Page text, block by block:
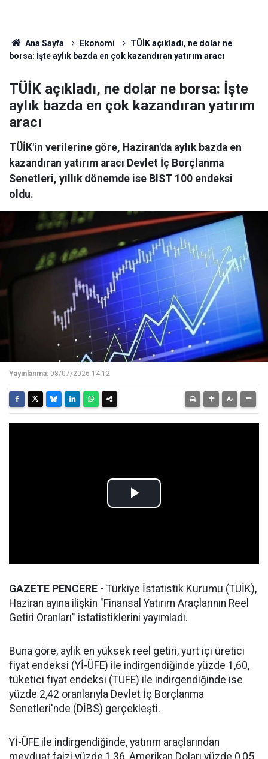
Ana Sayfa Ekonomi
TÜİK açıkladı, ne dolar ne
borsa: İşte aylık bazda en çok kazandıran yatırım aracı
TÜİK açıkladı, ne dolar ne borsa: İşte
aylık bazda en çok kazandıran yatırım
aracı
TÜİK'in verilerine göre, Haziran'da aylık bazda en
kazandıran yatırım aracı Devlet İç Borçlanma
Senetleri, yıllık dönemde ise BIST 100 endeksi
oldu.
Yayınlanma: 08/07/2026 14:12
GAZETE PENCERE - Türkiye İstatistik Kurumu (TÜİK),
Haziran ayına ilişkin "Finansal Yatırım Araçlarının Reel
Getiri Oranları" istatistiklerini yayımladı.
Buna göre, aylık en yüksek reel getiri, yurt içi üretici
fiyat endeksi (Yİ-ÜFE) ile indirgendiğinde yüzde 1,60,
tüketici fiyat endeksi (TÜFE) ile indirgendiğinde ise
yüzde 2,42 oranlarıyla Devlet İç Borçlanma
Senetleri'nde (DİBS) gerçekleşti.
Yİ-ÜFE ile indirgendiğinde, yatırım araçlarından